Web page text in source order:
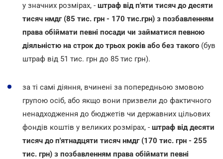
у значних розмірах, - штраф від п'яти тисяч до десяти
тисяч нмдг (85 тис. грн - 170 тис.грн) з позбавленням
права обіймати певні посади чи займатися певною
діяльністю на строк до трьох років або без такого (був
штраф від 51 тис. грн до 85 тис грн).
за ті самі діяння, вчинені за попередньою змовою
групою осіб, або якщо вони призвели до фактичного
ненадходження до бюджетів чи державних цільових
фондів коштів у великих розмірах, - штраф від десяти
тисяч до п'ятнадцяти тисяч нмдг (170 тис. грн - 255
тис. грн) з позбавленням права обіймати певні